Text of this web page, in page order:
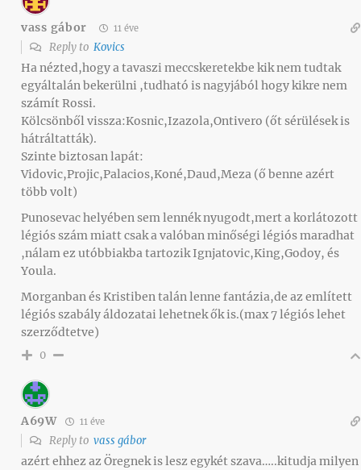
vass gábor 11 éve
Reply to Kovics
Ha nézted,hogy a tavaszi meccskeretekbe kik nem tudtak
egyáltalán bekerülni ,tudható is nagyjából hogy kikre nem
számít Rossi.
Kölcsönből vissza:Kosnic,Izazola,Ontivero (őt sérülések is
hátráltatták).
Szinte biztosan lapát:
Vidovic,Projic,Palacios,Koné,Daud,Meza (ő benne azért
több volt)
Punosevac helyében sem lennék nyugodt,mert a korlátozott
légiós szám miatt csak a valóban minőségi légiós maradhat
,nálam ez utóbbiakba tartozik Ignjatovic,King,Godoy, és
Youla.
Morganban és Kristiben talán lenne fantázia,de az említett
légiós szabály áldozatai lehetnek ők is.(max 7 légiós lehet
szerződtetve)
0
A69W 11 éve
Reply to vass gábor
azért ehhez az Öregnek is lesz egykét szava…..kitudja milyen